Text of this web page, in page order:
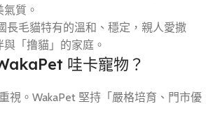
質。
長毛貓特有的溫和、穩定，親人愛撒
「撸貓」的家庭。
哇卡寵物？
視。WakaPet 堅持「嚴格培育、門市優